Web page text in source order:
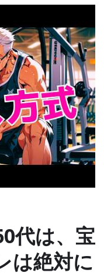
代は、宝
は絶対に